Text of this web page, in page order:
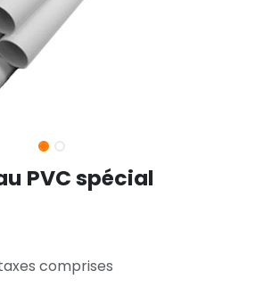
PVC spécial
comprises